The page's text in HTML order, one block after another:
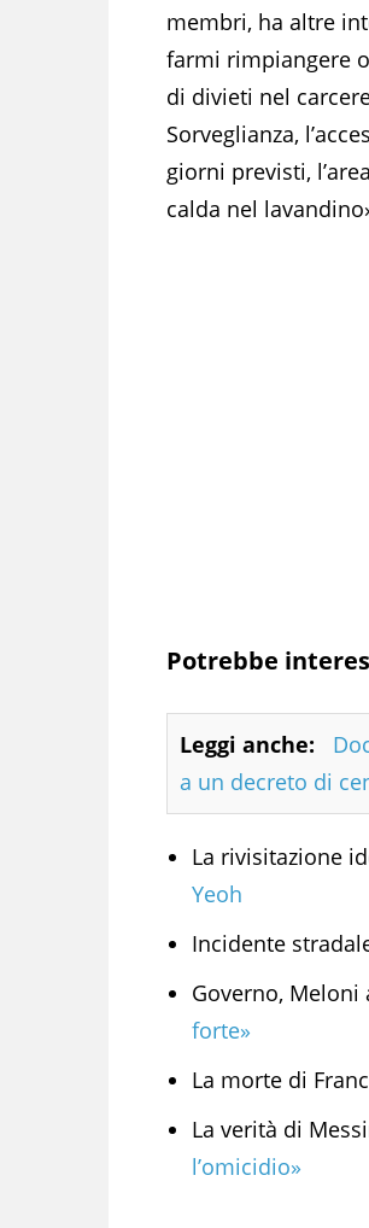
membri, ha altre
farmi rimpiangere
di divieti nel
Sorveglianza,
giorni previsti,
calda nel
Potrebbe
Leggi anche:
a un decreto di
La rivisitazione
Yeoh
Incidente
Governo, Meloni
forte»
La morte di
La verità di
l’omicidio»